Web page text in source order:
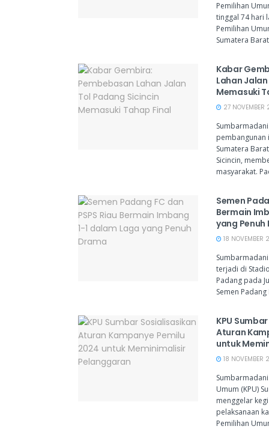
Pemilihan
tinggal 74 hari
Pemilihan
Sumatera
Kabar
Lahan
Memasuki
27
Sumatera
Sicincin,
masyarakat.
Semen
Bermain
yang Penuh
18
terjadi di
Padang pada
Semen Padang
KPU
Aturan
untuk
18 NOVEMBER
Umum (KPU)
menggelar
pelaksanaan
Pemilihan